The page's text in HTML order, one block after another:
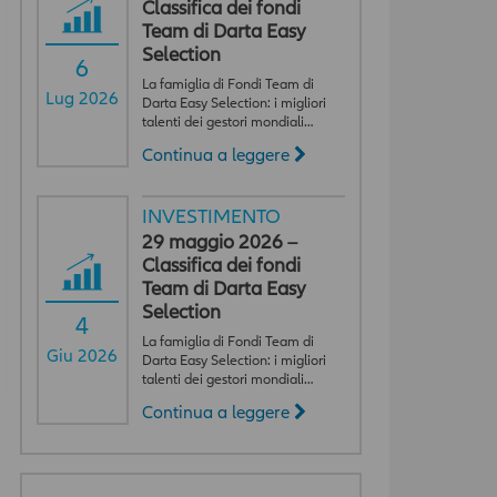
6
Lug 2026
Classifica dei fondi
Team di Darta Easy
Selection
La famiglia di Fondi Team di
Darta Easy Selection: i migliori
talenti dei gestori mondiali…
Continua a leggere
4
Giu 2026
INVESTIMENTO
29 maggio 2026 –
Classifica dei fondi
Team di Darta Easy
Selection
La famiglia di Fondi Team di
Darta Easy Selection: i migliori
talenti dei gestori mondiali…
Continua a leggere